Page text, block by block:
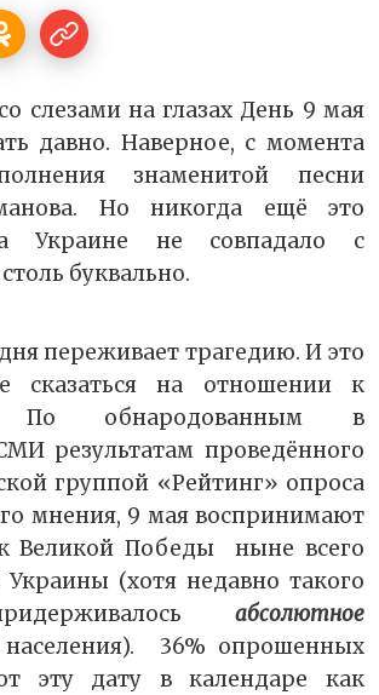
слезами на глазах День 9 мая
давно. Наверное, с момента
знаменитой песни
Но никогда ещё это
Украине не совпадало с
буквально.
переживает трагедию. И это
сказаться на отношении к
По обнародованным в
результатам проведённого
группой «Рейтинг» опроса
мнения, 9 мая воспринимают
Великой Победы ныне всего
Украины (хотя недавно такого
абсолютное
населения). 36% опрошенных
эту дату в календаре как